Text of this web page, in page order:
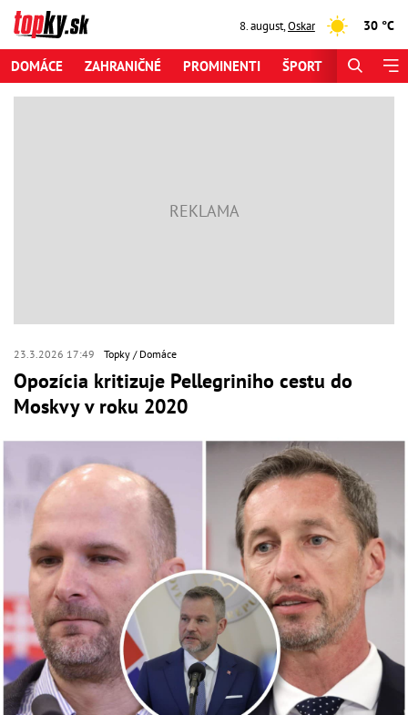
8. august,Oskar 30 °C
DOMÁCE ZAHRANIČNÉ PROMINENTI ŠPORT
23.3.2026 17:49 Topky Domáce
Opozícia kritizuje Pellegriniho cestu do
Moskvy v roku 2020